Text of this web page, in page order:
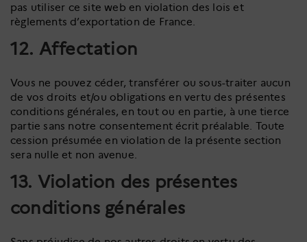
pas utiliser ce site web en violation des lois et
règlements d’exportation de France.
12. Affectation
Vous ne pouvez céder, transférer ou sous-traiter aucun
de vos droits et/ou obligations en vertu des présentes
conditions générales, en tout ou en partie, à une tierce
partie sans notre consentement écrit préalable. Toute
cession présumée en violation de la présente section
sera nulle et non avenue.
13. Violation des présentes
conditions générales